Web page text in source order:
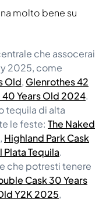
molto bene su
che assocerai
2025, come
Old, Glenrothes 42
Years Old 2024.
tequila di alta
le feste: The Naked
, Highland Park Cask
Plata Tequila.
che potresti tenere
Cask 30 Years
Y2K 2025,